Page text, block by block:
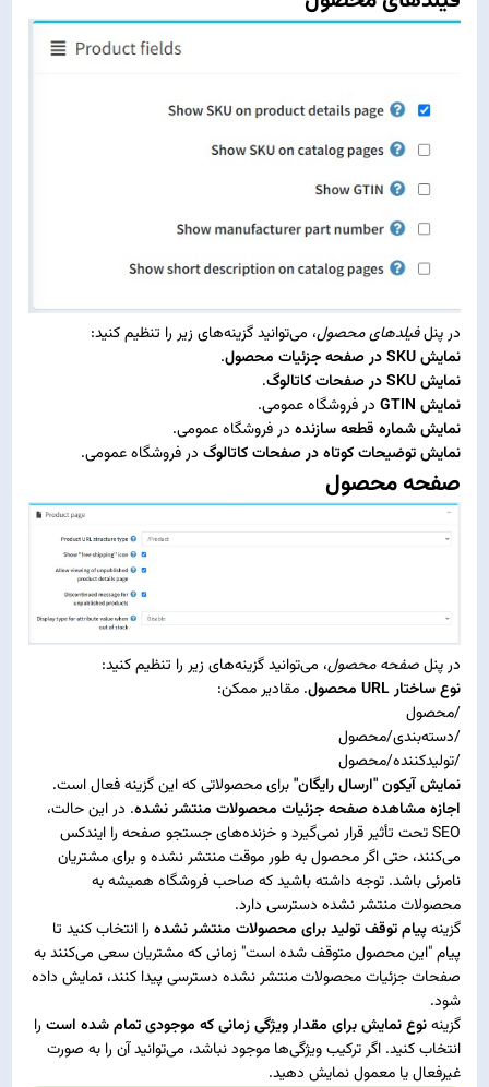
در پنلفیلدهای محصول، می‌توانید گزینه‌های زیر را تنظیم کنید:
نمایش SKU در صفحه جزئیات محصول
.
نمایش SKU در صفحات کاتالوگ
.
نمایش GTIN
در فروشگاه عمومی.
نمایش شماره قطعه سازنده در فروشگاه عمومی.
نمایش توضیحات کوتاه در صفحات کاتالوگ در فروشگاه عمومی.
صفحه محصول
در پنلصفحه محصول، می‌توانید گزینه‌های زیر را تنظیم کنید:
نوع ساختار URL محصول
. مقادیر ممکن:
/محصول
/دسته‌بندی/محصول
/تولیدکننده/محصول
نمایش آیکون "ارسال رایگان"برای محصولاتی که این گزینه فعال است.
اجازه مشاهده صفحه جزئیات محصولات منتشر نشده. در این حالت،
SEO تحت تأثیر قرار نمی‌گیرد و خزنده‌های جستجو صفحه را ایندکس
می‌کنند، حتی اگر محصول به طور موقت منتشر نشده و برای مشتریان
نامرئی باشد. توجه داشته باشید که صاحب فروشگاه همیشه به
محصولات منتشر نشده دسترسی دارد.
گزینهپیام توقف تولید برای محصولات منتشر نشده را انتخاب کنید تا
پیام "این محصول متوقف شده است" زمانی که مشتریان سعی می‌کنند به
صفحات جزئیات محصولات منتشر نشده دسترسی پیدا کنند، نمایش داده
شود.
گزینهنوع نمایش برای مقدار ویژگی زمانی که موجودی تمام شده است را
انتخاب کنید. اگر ترکیب ویژگی‌ها موجود نباشد، می‌توانید آن را به صورت
غیرفعال یا معمول نمایش دهید.